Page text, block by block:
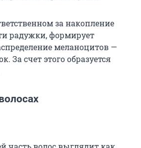
за накопление
радужки, формирует
меланоцитов —
За счет этого образуется